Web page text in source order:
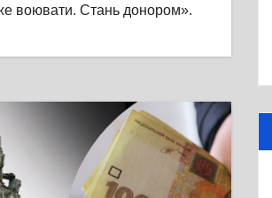
воювати. Стань донором».